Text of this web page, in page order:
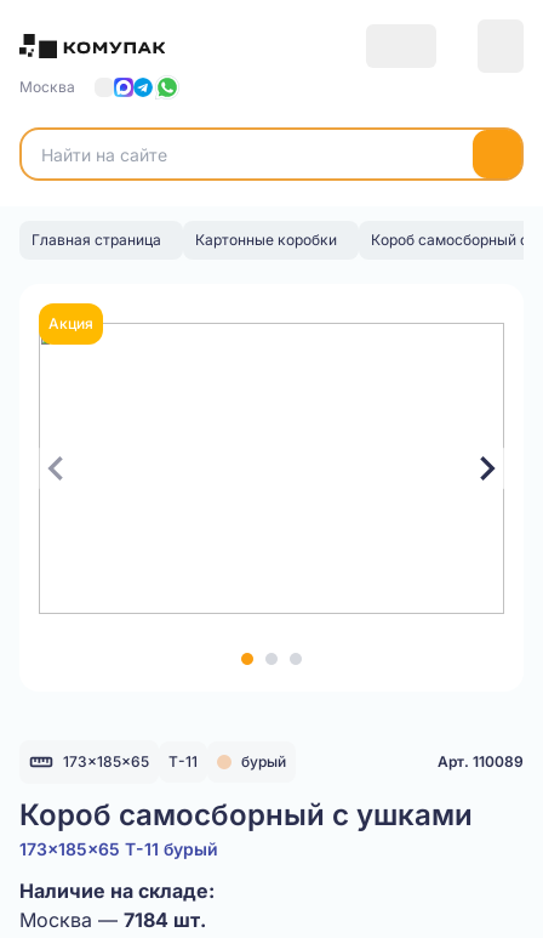
Москва
Главная страница Картонные коробки Короб самосборный с
Акция
173x185x65 Т-11 бурый Арт. 110089
Короб самосборный с ушками
173x185x65 Т-11 бурый
Наличие на складе:
Москва — 7184 шт.